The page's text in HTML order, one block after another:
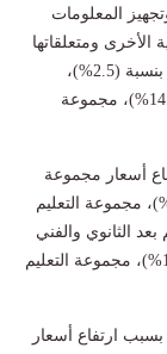
المعلومات
الأخرى ومتعلقاتها
بنسبة (8.9%)، مجموعة الخدمات الثقافية والترفيهية بنسبة (2.5%)،
مجموعة الصحف والكتب والادوات الكتابية بنسبة (14.9%)، مجموعة
(20.0%) بسبب ارتفاع أسعار مجموعة
قبل الابتدائي والتعليم الأساسي بنسبة (22.0%)، مجموعة التعليم
التعليم بعد الثانوي والفني
بنسبة (364.5%)، مجموعة التعليم العالي بنسبة (17.0%)، مجموعة التعليم
والفنادق ارتفاعاً قدره (13.7%) بسبب ارتفاع أسعار